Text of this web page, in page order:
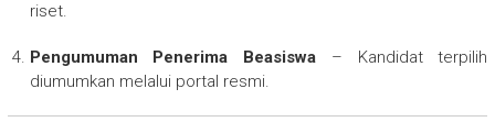
riset.
Pengumuman Penerima Beasiswa – Kandidat terpilih
diumumkan melalui portal resmi.